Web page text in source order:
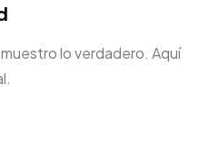
lo verdadero. Aquí